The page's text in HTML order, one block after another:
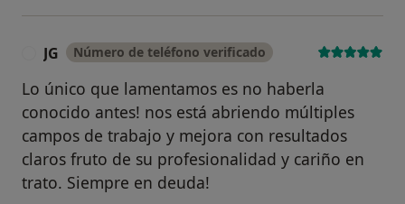
JG Número de teléfono verificado
Lo único que lamentamos es no haberla
conocido antes! nos está abriendo múltiples
campos de trabajo y mejora con resultados
claros fruto de su profesionalidad y cariño en
trato. Siempre en deuda!